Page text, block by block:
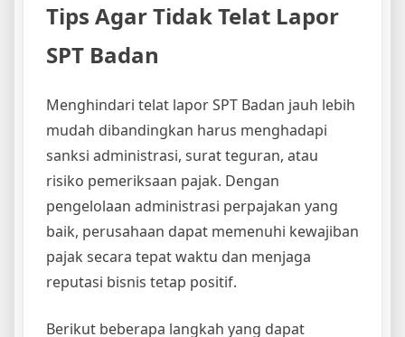
Tips Agar Tidak Telat Lapor
SPT Badan
Menghindari telat lapor SPT Badan jauh lebih
mudah dibandingkan harus menghadapi
sanksi administrasi, surat teguran, atau
risiko pemeriksaan pajak. Dengan
pengelolaan administrasi perpajakan yang
baik, perusahaan dapat memenuhi kewajiban
pajak secara tepat waktu dan menjaga
reputasi bisnis tetap positif.
Berikut beberapa langkah yang dapat